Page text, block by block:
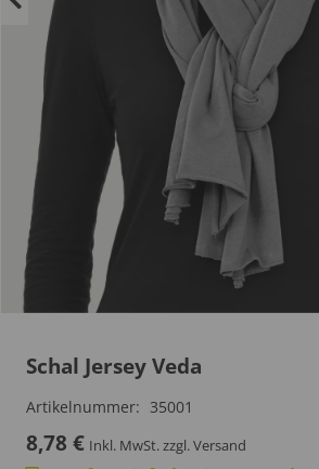
Schal Jersey Veda
Artikelnummer: 35001
8,78 € Inkl. MwSt.zzgl. Versand